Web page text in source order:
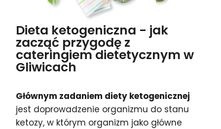
Dieta ketogeniczna - jak
zacząć przygodę z
cateringiem dietetycznym w
Gliwicach
Głównym zadaniem diety ketogenicznej
jest doprowadzenie organizmu do stanu
ketozy, w którym organizm jako główne